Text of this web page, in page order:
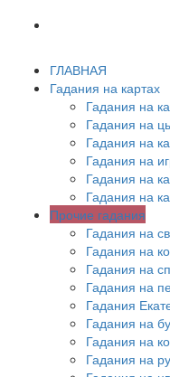
ГЛАВНАЯ
Гадания на картах
Гадания на
Гадания на
Гадания на
Гадания на
Гадания на
Гадания на
Прочие гадания
Гадания на
Гадания на
Гадания на
Гадания на
Гадания
Гадания на
Гадания на
Гадания на